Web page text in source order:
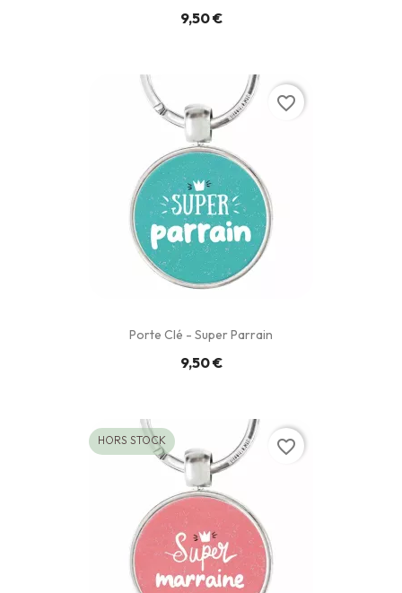
9,50 €
Porte Clé - Super Parrain
9,50 €
favorite_border
HORS STOCK favorite_border